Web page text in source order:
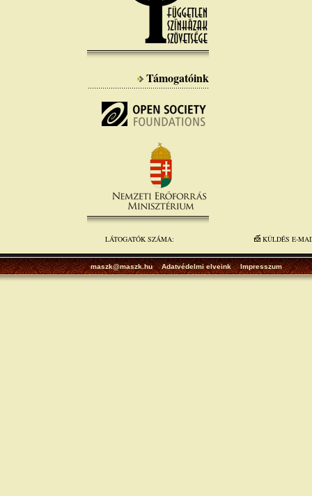
Támogatóink
LÁTOGATÓK SZÁMA: KÜLDÉS E-
maszk@maszk.hu Adatvédelmi elveink Impresszum